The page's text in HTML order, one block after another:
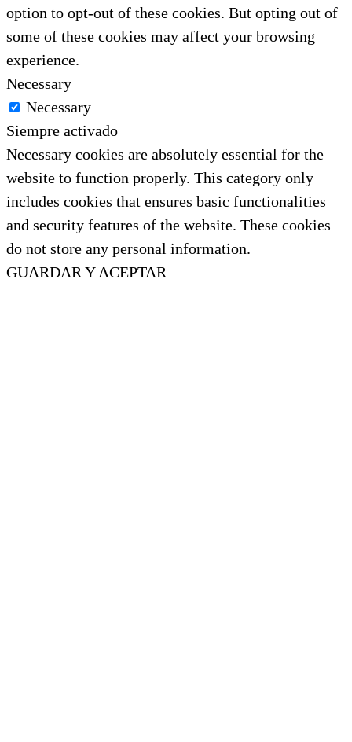
option to opt-out of these cookies. But opting out of
some of these cookies may affect your browsing
experience.
Necessary
Necessary
Siempre activado
Necessary cookies are absolutely essential for the
website to function properly. This category only
includes cookies that ensures basic functionalities
and security features of the website. These cookies
do not store any personal information.
GUARDAR Y ACEPTAR